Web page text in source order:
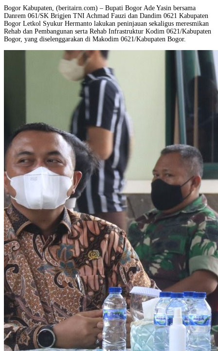
Bogor Kabupaten, (beritairn.com) – Bupati Bogor Ade Yasin bersama
Danrem 061/SK Brigjen TNI Achmad Fauzi dan Dandim 0621 Kabupaten
Bogor Letkol Syukur Hermanto lakukan peninjauan sekaligus meresmikan
Rehab dan Pembangunan serta Rehab Infrastruktur Kodim 0621/Kabupaten
Bogor, yang diselenggarakan di Makodim 0621/Kabupaten Bogor.